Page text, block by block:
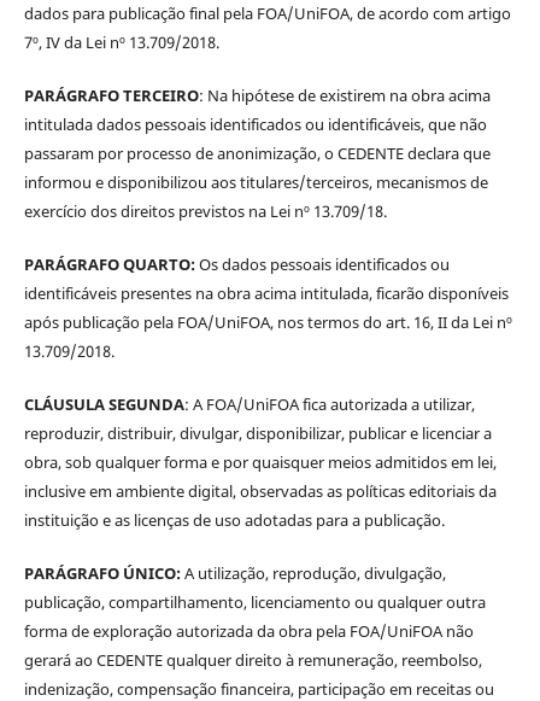
dados para publicação final pela FOA/UniFOA, de acordo com artigo
7º, IV da Lei nº 13.709/2018.
PARÁGRAFO TERCEIRO: Na hipótese de existirem na obra acima
intitulada dados pessoais identificados ou identificáveis, que não
passaram por processo de anonimização, o CEDENTE declara que
informou e disponibilizou aos titulares/terceiros, mecanismos de
exercício dos direitos previstos na Lei nº 13.709/18.
PARÁGRAFO QUARTO:Os dados pessoais identificados ou
identificáveis presentes na obra acima intitulada, ficarão disponíveis
após publicação pela FOA/UniFOA, nos termos do art. 16, II da Lei nº
13.709/2018.
CLÁUSULA SEGUNDA: A FOA/UniFOA fica autorizada a utilizar,
reproduzir, distribuir, divulgar, disponibilizar, publicar e licenciar a
obra, sob qualquer forma e por quaisquer meios admitidos em lei,
inclusive em ambiente digital, observadas as políticas editoriais da
instituição e as licenças de uso adotadas para a publicação.
PARÁGRAFO ÚNICO:A utilização, reprodução, divulgação,
publicação, compartilhamento, licenciamento ou qualquer outra
forma de exploração autorizada da obra pela FOA/UniFOA não
gerará ao CEDENTE qualquer direito à remuneração, reembolso,
indenização, compensação financeira, participação em receitas ou